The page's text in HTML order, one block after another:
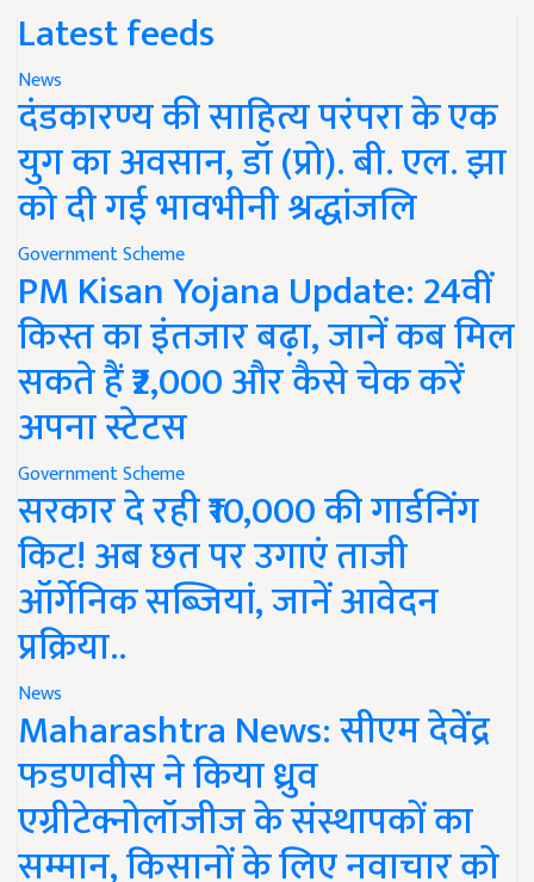
Latest feeds
News
दंडकारण्य की साहित्य परंपरा के एक
युग का अवसान, डॉ (प्रो). बी. एल. झा
को दी गई भावभीनी श्रद्धांजलि
Government Scheme
PM Kisan Yojana Update: 24वीं
किस्त का इंतजार बढ़ा, जानें कब मिल
सकते हैं ₹2,000 और कैसे चेक करें
अपना स्टेटस
Government Scheme
सरकार दे रही ₹10,000 की गार्डनिंग
किट! अब छत पर उगाएं ताजी
ऑर्गेनिक सब्जियां, जानें आवेदन
प्रक्रिया..
News
Maharashtra News: सीएम देवेंद्र
फडणवीस ने किया ध्रुव
एग्रीटेक्नोलॉजीज के संस्थापकों का
सम्मान, किसानों के लिए नवाचार को